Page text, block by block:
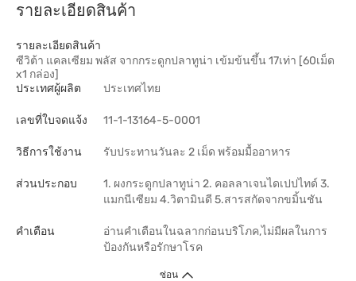
รายละเอียดสินค้า
รายละเอียดสินค้า
ซีวิต้า แคลเซียม พลัส จากกระดูกปลาทูน่า เข้มข้นขึ้น 17เท่า [60เม็ด
x1 กล่อง]
ประเทศผู้ผลิต
ประเทศไทย
เลขที่ใบจดแจ้ง 11-1-13164-5-0001
วิธีการใช้งาน รับประทานวันละ 2 เม็ด พร้อมมื้ออาหาร
ส่วนประกอบ
1. ผงกระดูกปลาทูน่า 2. คอลลาเจนไดเปปไทด์ 3.
แมกนีเซียม 4.วิตามินดี 5.สารสกัดจากขมิ้นชัน
คำเตือน
อ่านคำเตือนในฉลากก่อนบริโภค,ไม่มีผลในการ
ป้องกันหรือรักษาโรค
ซ่อน